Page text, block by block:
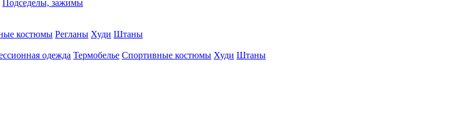
Подседелы, зажимы
костюмы Регланы Худи Штаны
одежда Термобелье Спортивные костюмы Худи Штаны